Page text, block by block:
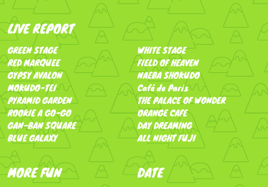
LIVE REPORT
GREEN STAGE
WHITE STAGE
RED MARQUEE
FIELD OF HEAVEN
GYPSY AVALON
NAEBA SHOKUDO
MOKUDO-TEI
Café de Paris
PYRAMID GARDEN
THE PALACE OF WONDER
ROOKIE A GO-GO
ORANGE CAFE
GAN-BAN SQUARE
DAY DREAMING
BLUE GALAXY
ALL NIGHT FUJI
MORE FUN DATE